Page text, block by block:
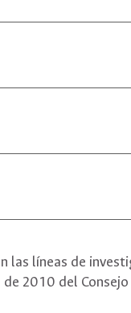
las líneas de
2010 del